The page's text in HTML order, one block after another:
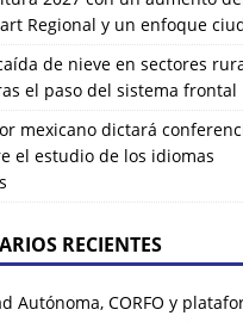
Regional y un enfoque
de nieve en sectores
el paso del sistema frontal
mexicano dictará
el estudio de los idiomas
RECIENTES
Autónoma, CORFO y